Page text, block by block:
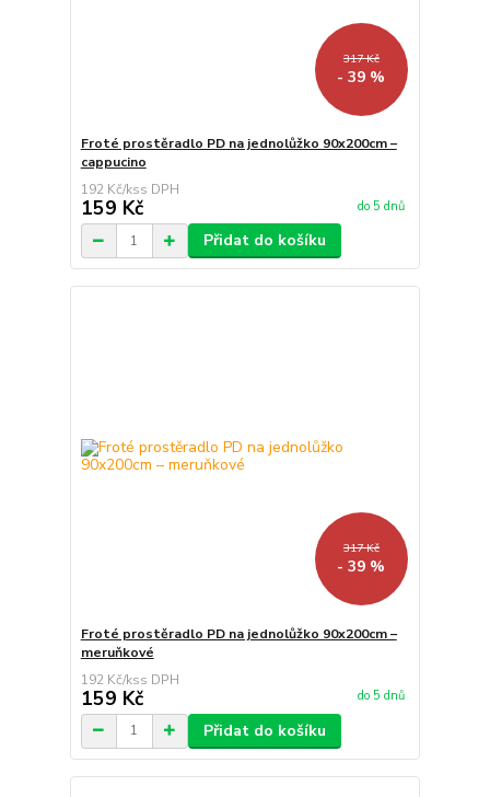
317 Kč
- 39 %
Froté prostěradlo PD na jednolůžko 90x200cm –
cappucino
192 Kč/ks
159 Kč do 5 dnů
Přidat do košíku
317 Kč
- 39 %
Froté prostěradlo PD na jednolůžko 90x200cm –
meruňkové
192 Kč/ks
159 Kč do 5 dnů
Přidat do košíku